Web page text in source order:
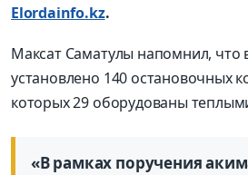
Elordainfo.kz.
Максат Саматулы напомнил, что
установлено 140 остановочных
которых 29 оборудованы
«В рамках поручения